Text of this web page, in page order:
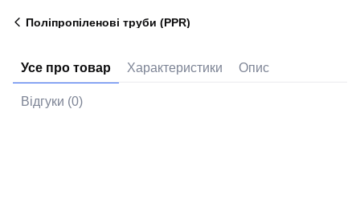
Поліпропіленові труби (PPR)
Усе про товар Характеристики Опис
Відгуки (0)